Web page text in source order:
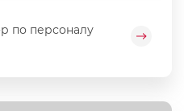
по персоналу